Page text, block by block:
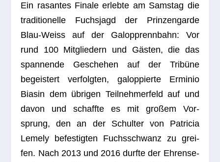
Ein rasan­tes Finale erlebte am Sams­tag die
tra­di­tio­nelle Fuchs­jagd der Prin­zen­garde
Blau-Weiss auf der Galopp­renn­bahn: Vor
rund 100 Mit­glie­dern und Gästen, die das
span­nende Gesche­hen auf der Tribüne
begeis­tert ver­folg­ten, galop­pierte Ermi­nio
Bia­sin dem übrigen Teil­neh­mer­feld auf und
davon und schaffte es mit gro­ßem Vor­
sprung, den an der Schul­ter von Patri­cia
Lemely befes­tig­ten Fuchs­schwanz zu grei­
fen. Nach 2013 und 2016 durfte der Ehren­se­